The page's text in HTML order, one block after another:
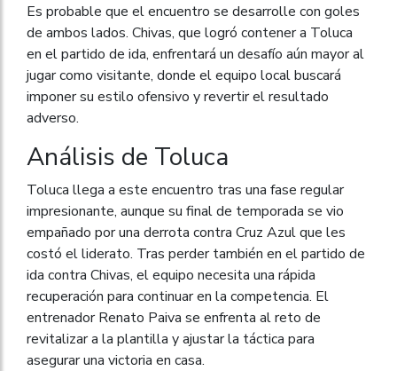
Es probable que el encuentro se desarrolle con goles
de ambos lados. Chivas, que logró contener a Toluca
en el partido de ida, enfrentará un desafío aún mayor al
jugar como visitante, donde el equipo local buscará
imponer su estilo ofensivo y revertir el resultado
adverso.
Análisis de Toluca
Toluca llega a este encuentro tras una fase regular
impresionante, aunque su final de temporada se vio
empañado por una derrota contra Cruz Azul que les
costó el liderato. Tras perder también en el partido de
ida contra Chivas, el equipo necesita una rápida
recuperación para continuar en la competencia. El
entrenador Renato Paiva se enfrenta al reto de
revitalizar a la plantilla y ajustar la táctica para
asegurar una victoria en casa.